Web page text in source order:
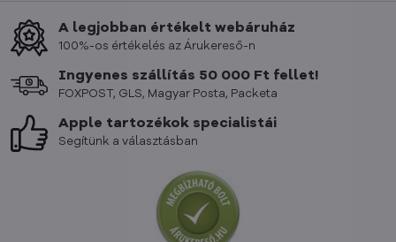
A legjobban értékelt webáruház
100%-os értékelés az Árukereső-n
Ingyenes szállítás 50 000 Ft fellet!
FOXPOST, GLS, Magyar Posta, Packeta
Apple tartozékok specialistái
Segítünk a választásban